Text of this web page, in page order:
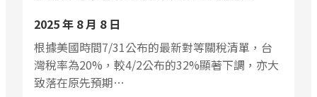
2025 年 8 月 8 日
根據美國時間7/31公布的最新對等關稅清單，台
灣稅率為20%，較4/2公布的32%顯著下調，亦大
致落在原先預期…